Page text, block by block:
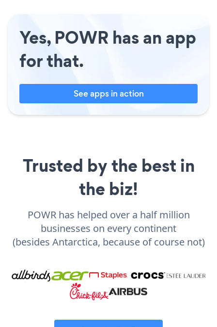
Yes, POWR has an app
for that.
See apps in action
Trusted by the best in
the biz!
POWR has helped over a half million
businesses on every continent
(besides Antarctica, because of course not)